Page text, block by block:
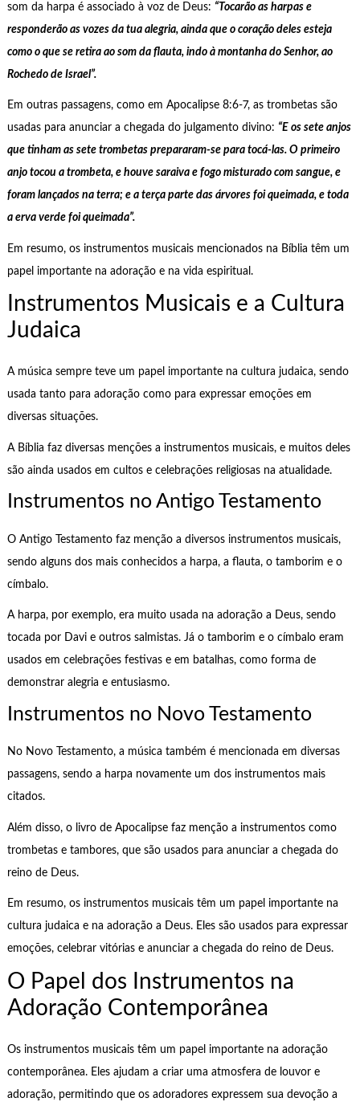
som da harpa é associado à voz de Deus: “Tocarão as harpas e
responderão as vozes da tua alegria, ainda que o coração deles esteja
como o que se retira ao som da flauta, indo à montanha do Senhor, ao
Rochedo de Israel”.
Em outras passagens, como em Apocalipse 8:6-7, as trombetas são
usadas para anunciar a chegada do julgamento divino: “E os sete anjos
que tinham as sete trombetas prepararam-se para tocá-las. O primeiro
anjo tocou a trombeta, e houve saraiva e fogo misturado com sangue, e
foram lançados na terra; e a terça parte das árvores foi queimada, e toda
a erva verde foi queimada”.
Em resumo, os instrumentos musicais mencionados na Bíblia têm um
papel importante na adoração e na vida espiritual.
Instrumentos Musicais e a Cultura
Judaica
A música sempre teve um papel importante na cultura judaica, sendo
usada tanto para adoração como para expressar emoções em
diversas situações.
A Bíblia faz diversas menções a instrumentos musicais, e muitos deles
são ainda usados em cultos e celebrações religiosas na atualidade.
Instrumentos no Antigo Testamento
O Antigo Testamento faz menção a diversos instrumentos musicais,
sendo alguns dos mais conhecidos a harpa, a flauta, o tamborim e o
címbalo.
A harpa, por exemplo, era muito usada na adoração a Deus, sendo
tocada por Davi e outros salmistas. Já o tamborim e o címbalo eram
usados em celebrações festivas e em batalhas, como forma de
demonstrar alegria e entusiasmo.
Instrumentos no Novo Testamento
No Novo Testamento, a música também é mencionada em diversas
passagens, sendo a harpa novamente um dos instrumentos mais
citados.
Além disso, o livro de Apocalipse faz menção a instrumentos como
trombetas e tambores, que são usados para anunciar a chegada do
reino de Deus.
Em resumo, os instrumentos musicais têm um papel importante na
cultura judaica e na adoração a Deus. Eles são usados para expressar
emoções, celebrar vitórias e anunciar a chegada do reino de Deus.
O Papel dos Instrumentos na
Adoração Contemporânea
Os instrumentos musicais têm um papel importante na adoração
contemporânea. Eles ajudam a criar uma atmosfera de louvor e
adoração, permitindo que os adoradores expressem sua devoção a